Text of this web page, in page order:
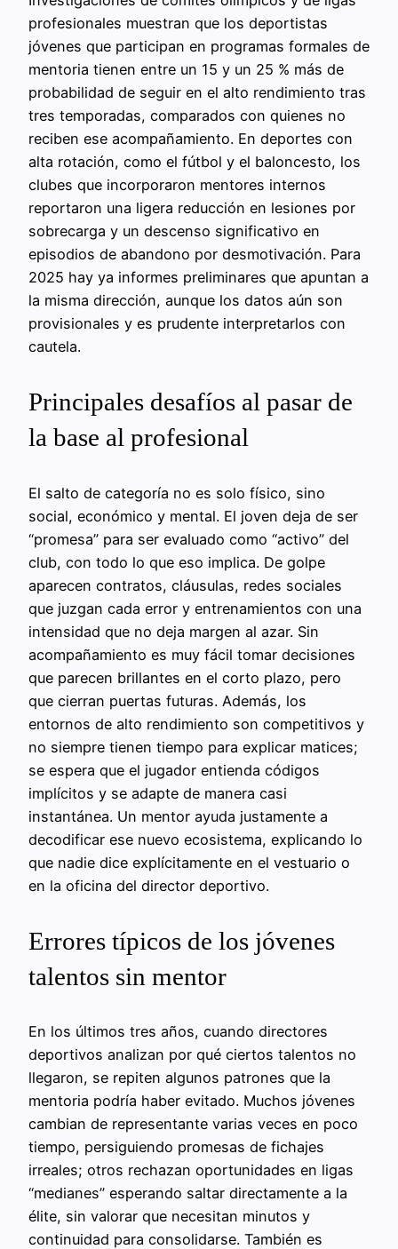
profesionales muestran que los deportistas
jóvenes que participan en programas formales de
mentoria tienen entre un 15 y un 25 % más de
probabilidad de seguir en el alto rendimiento tras
tres temporadas, comparados con quienes no
reciben ese acompañamiento. En deportes con
alta rotación, como el fútbol y el baloncesto, los
clubes que incorporaron mentores internos
reportaron una ligera reducción en lesiones por
sobrecarga y un descenso significativo en
episodios de abandono por desmotivación. Para
2025 hay ya informes preliminares que apuntan a
la misma dirección, aunque los datos aún son
provisionales y es prudente interpretarlos con
cautela.
Principales desafíos al pasar de
la base al profesional
El salto de categoría no es solo físico, sino
social, económico y mental. El joven deja de ser
“promesa” para ser evaluado como “activo” del
club, con todo lo que eso implica. De golpe
aparecen contratos, cláusulas, redes sociales
que juzgan cada error y entrenamientos con una
intensidad que no deja margen al azar. Sin
acompañamiento es muy fácil tomar decisiones
que parecen brillantes en el corto plazo, pero
que cierran puertas futuras. Además, los
entornos de alto rendimiento son competitivos y
no siempre tienen tiempo para explicar matices;
se espera que el jugador entienda códigos
implícitos y se adapte de manera casi
instantánea. Un mentor ayuda justamente a
decodificar ese nuevo ecosistema, explicando lo
que nadie dice explícitamente en el vestuario o
en la oficina del director deportivo.
Errores típicos de los jóvenes
talentos sin mentor
En los últimos tres años, cuando directores
deportivos analizan por qué ciertos talentos no
llegaron, se repiten algunos patrones que la
mentoria podría haber evitado. Muchos jóvenes
cambian de representante varias veces en poco
tiempo, persiguiendo promesas de fichajes
irreales; otros rechazan oportunidades en ligas
“medianes” esperando saltar directamente a la
élite, sin valorar que necesitan minutos y
continuidad para consolidarse. También es